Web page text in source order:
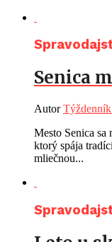
Senica
Autor
Mesto Senica
ktorý spája
mliečnou...